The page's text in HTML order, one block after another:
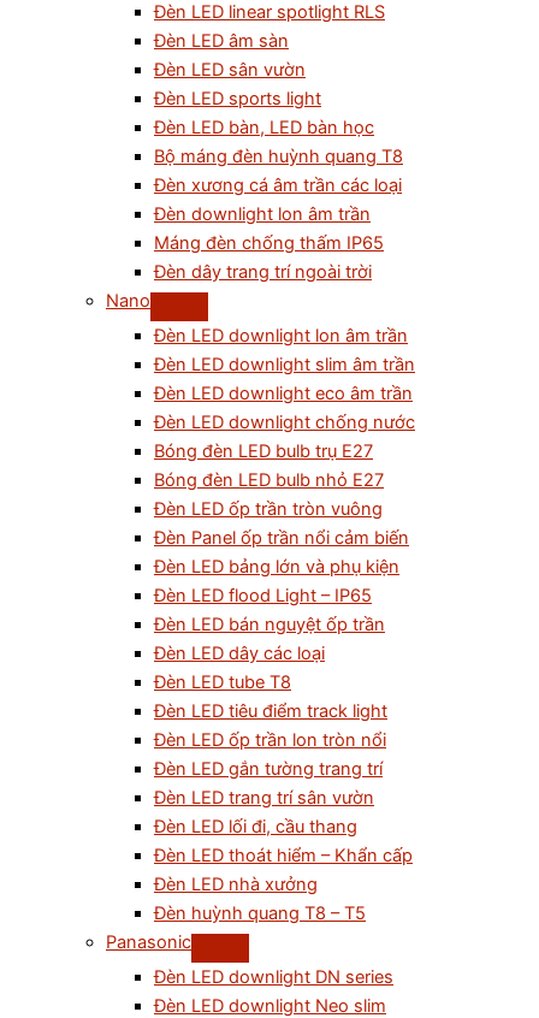
Đèn LED linear spotlight RLS
Đèn LED âm sàn
Đèn LED sân vườn
Đèn LED sports light
Đèn LED bàn, LED bàn học
Bộ máng đèn huỳnh quang T8
Đèn xương cá âm trần các loại
Đèn downlight lon âm trần
Máng đèn chống thấm IP65
Đèn dây trang trí ngoài trời
Nano
Đèn LED downlight lon âm trần
Đèn LED downlight slim âm trần
Đèn LED downlight eco âm trần
Đèn LED downlight chống nước
Bóng đèn LED bulb trụ E27
Bóng đèn LED bulb nhỏ E27
Đèn LED ốp trần tròn vuông
Đèn Panel ốp trần nổi cảm biến
Đèn LED bảng lớn và phụ kiện
Đèn LED flood Light – IP65
Đèn LED bán nguyệt ốp trần
Đèn LED dây các loại
Đèn LED tube T8
Đèn LED tiêu điểm track light
Đèn LED ốp trần lon tròn nổi
Đèn LED gắn tường trang trí
Đèn LED trang trí sân vườn
Đèn LED lối đi, cầu thang
Đèn LED thoát hiểm – Khẩn cấp
Đèn LED nhà xưởng
Đèn huỳnh quang T8 – T5
Panasonic
Đèn LED downlight DN series
Đèn LED downlight Neo slim